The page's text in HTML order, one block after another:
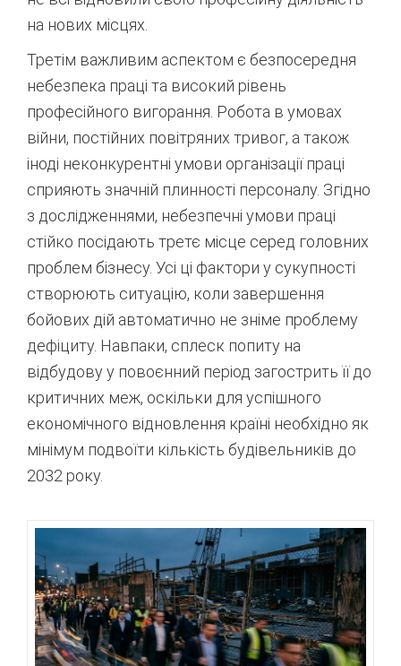
на нових місцях.
Третім важливим аспектом є безпосередня
небезпека праці та високий рівень
професійного вигорання. Робота в умовах
війни, постійних повітряних тривог, а також
іноді неконкурентні умови організації праці
сприяють значній плинності персоналу. Згідно
з дослідженнями, небезпечні умови праці
стійко посідають третє місце серед головних
проблем бізнесу. Усі ці фактори у сукупності
створюють ситуацію, коли завершення
бойових дій автоматично не зніме проблему
дефіциту. Навпаки, сплеск попиту на
відбудову у повоєнний період загострить її до
критичних меж, оскільки для успішного
економічного відновлення країні необхідно як
мінімум подвоїти кількість будівельників до
2032 року.